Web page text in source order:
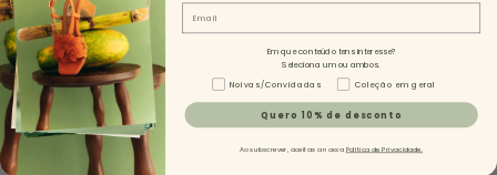
Descrição
Excelente 4,9/5 (+1450 Reviews)
Em que conteúdo tens interesse?
Seleciona um ou ambos.
Tipo de Conteúdo - NL
Noivas/Convidadas Coleção em geral
Quero 10% de desconto
Ao subscrever, aceitas a nossa Política de Privacidade.